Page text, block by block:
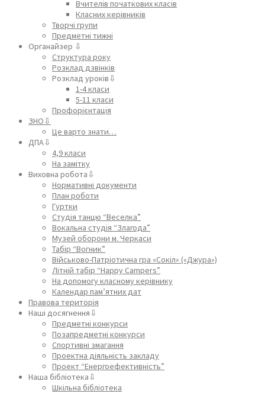
Вчителів початкових класів
Класних керівників
Творчі групи
Предметні тижні
Органайзер ⇩
Структура року
Розклад дзвінків
Розклад уроків⇩
1-4 класи
5-11 класи
Профорієнтація
ЗНО⇩
Це варто знати…
ДПА⇩
4,9 класи
На замітку
Виховна робота⇩
Нормативні документи
План роботи
Гуртки
Студія танцю “Веселка”
Вокальна студія “Злагода”
Музей оборони м. Черкаси
Табір “Вогник”
Військово-Патріотична гра «Сокіл» («Джура»)
Літній табір “Happy Campers”
На допомогу класному керівнику
Календар пам’ятних дат
Правова територія
Наші досягнення⇩
Предметні конкурси
Позапредметні конкурси
Спортивні змагання
Проектна діяльність закладу
Проект “Енергоефективність”
Наша бібліотека⇩
Шкільна бібліотека